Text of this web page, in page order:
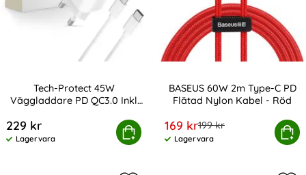
Tech-Protect 45W
Väggladdare PD QC3.0 Inkl
229 kr
Tillgänglighet:
Lagervara
Köp
45W Väggladdare PD QC3.0 Inkl USB-C Kabel Vit
BASEUS 60W 2m Type-C PD
Flätad Nylon Kabel - Röd
rea pris
169 krtidigare pris
199 kr
Tillgänglighet:
Lagervara
Köp
BASEUS 60W 2m Type-C PD